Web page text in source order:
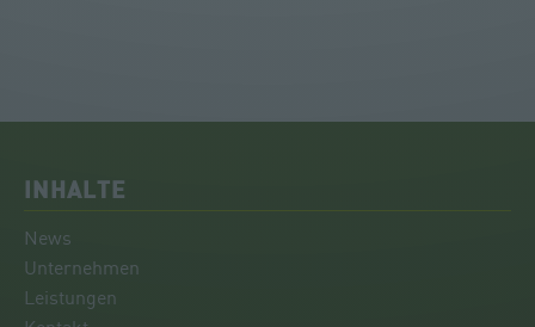
INHALTE
News
Unternehmen
Leistungen